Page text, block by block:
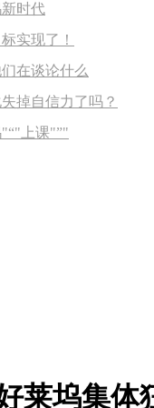
时代
实现了！
在谈论什么
掉自信力了吗？
“ 上课 ”
莱坞集体